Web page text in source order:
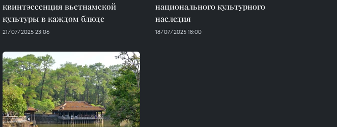
квинтэссенция вьетнамской
культуры в каждом блюде
21/07/2025 23:06
национального культурного
наследия
18/07/2025 18:00